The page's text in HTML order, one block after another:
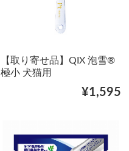
【取り寄せ品】QIX 泡雪®
極小 犬猫用
¥1,595